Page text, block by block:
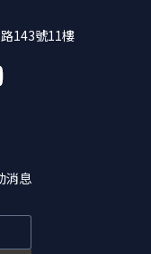
143號11樓
消息